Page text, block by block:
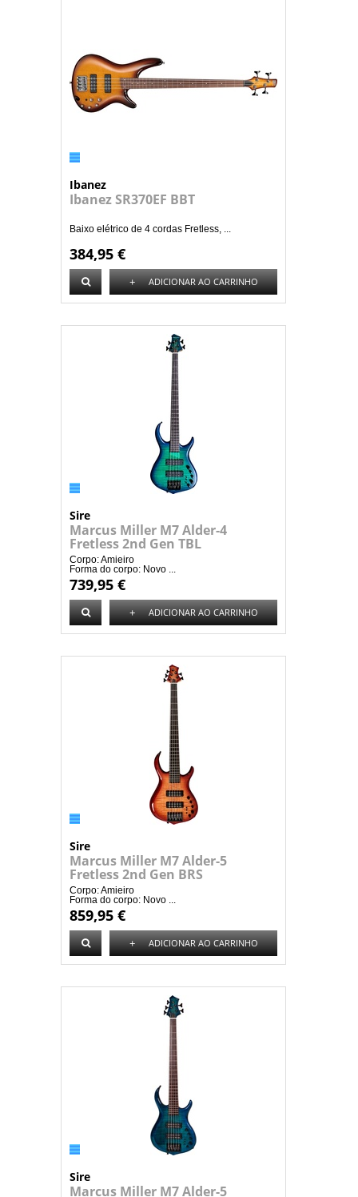
Ibanez
Ibanez SR370EF BBT
Baixo elétrico de 4 cordas Fretless, ...
384,95 €
+ ADICIONAR AO CARRINHO
Sire
Marcus Miller M7 Alder-4
Fretless 2nd Gen TBL
Corpo: Amieiro
Forma do corpo: Novo ...
739,95 €
+ ADICIONAR AO CARRINHO
Sire
Marcus Miller M7 Alder-5
Fretless 2nd Gen BRS
Corpo: Amieiro
Forma do corpo: Novo ...
859,95 €
+ ADICIONAR AO CARRINHO
Sire
Marcus Miller M7 Alder-5